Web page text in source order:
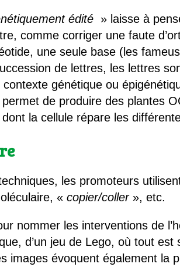
édité » laisse à
comme corriger une faute
une seule base (les
de lettres, les lettres
génétique ou
de produire des plantes
la cellule répare les
les promoteurs
«copier/coller», etc.
nommer les interventions de
d’un jeu de Lego, où tout
images évoquent également la